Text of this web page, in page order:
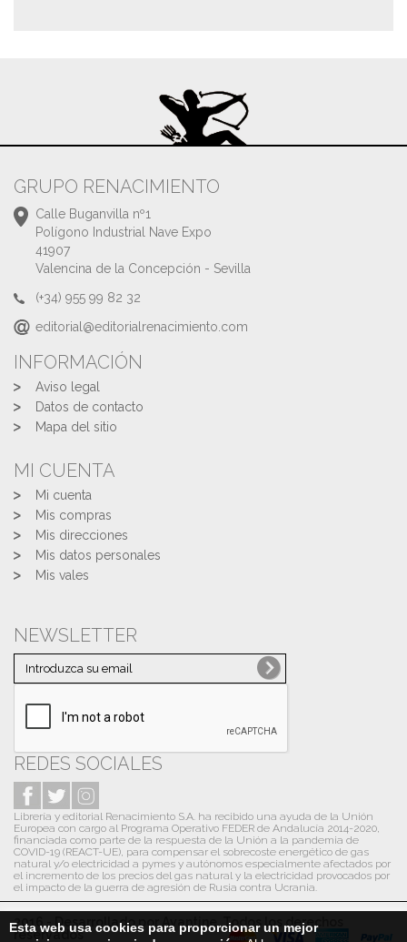
GRUPO RENACIMIENTO
Calle Buganvilla nº1
Polígono Industrial Nave Expo
41907
Valencina de la Concepción - Sevilla
(+34) 955 99 82 32
editorial@editorialrenacimiento.com
INFORMACIÓN
Aviso legal
Datos de contacto
Mapa del sitio
2016 - Desarrollado por Avantine. Todos los derechos
reservados
MI CUENTA
Mi cuenta
Mis compras
Mis direcciones
Mis datos personales
Mis vales
NEWSLETTER
REDES SOCIALES
Librería y editorial Renacimiento S.A. ha recibido una ayuda de la Unión
Europea con cargo al Programa Operativo FEDER de Andalucía 2014-2020,
financiada como parte de la respuesta de la Unión a la pandemia de
COVID-19 (REACT-UE), para compensar el sobrecoste energético de gas
natural y/o electricidad a pymes y autónomos especialmente afectados por
el incremento de los precios del gas natural y la electricidad provocados por
el impacto de la guerra de agresión de Rusia contra Ucrania.
Esta web usa cookies para proporcionar un mejor